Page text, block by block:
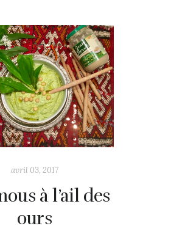
avril 03, 2017
à l’ail des
ours